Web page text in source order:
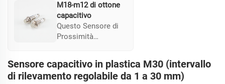
M18-m12 di ottone
capacitivo
Questo Sensore di
Prossimità
connettore M12 e di
una distanza di
Sensore capacitivo in plastica M30 (intervallo
di rilevamento regolabile da 1 a 30 mm)